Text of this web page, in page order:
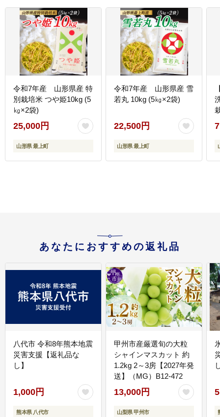
令和7年産 山形県産 特
別栽培米 つや姫10kg (5
㎏×2袋)
25,000円
山形県 最上町
令和7年産 山形県産 雪
若丸 10kg (5㎏×2袋)
22,500円
山形県 最上町
あなたにおすすめの返礼品
八代市 令和8年熊本地震
災害支援【返礼品な
し】
1,000円
熊本県 八代市
甲州市産厳選旬の大粒
シャインマスカット 約
1.2kg 2～3房【2027年発
送】（MG）B12-472
13,000円
山梨県 甲州市